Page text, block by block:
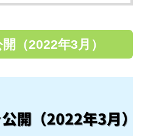
（2022年3月）